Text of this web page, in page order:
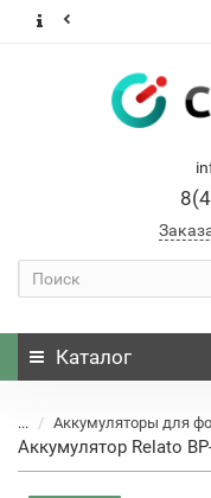
Каталог
... Аккумуляторы для
Аккумулятор Relato